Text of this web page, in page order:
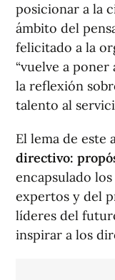
posicionar a la
ámbito del
felicitado a la
“vuelve a
la reflexión
talento al
El lema de este
directivo:
encapsulado
expertos y del
líderes del
inspirar a los